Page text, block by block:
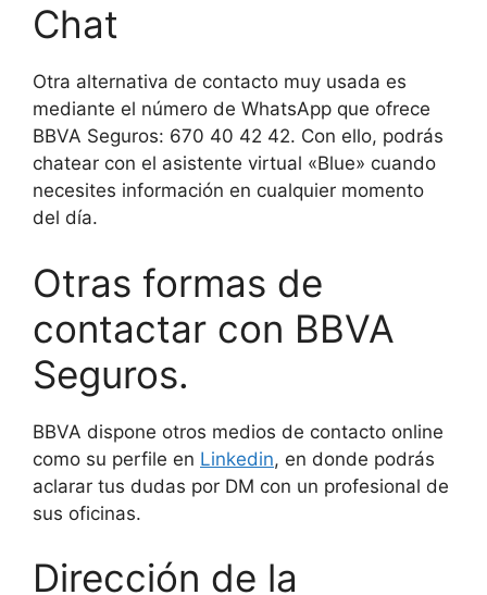
Chat
Otra alternativa de contacto muy usada es
mediante el número de WhatsApp que ofrece
BBVA Seguros: 670 40 42 42. Con ello, podrás
chatear con el asistente virtual «Blue» cuando
necesites información en cualquier momento
del día.
Otras formas de
contactar con BBVA
Seguros.
BBVA dispone otros medios de contacto online
como su perfile en Linkedin, en donde podrás
aclarar tus dudas por DM con un profesional de
sus oficinas.
Dirección de la